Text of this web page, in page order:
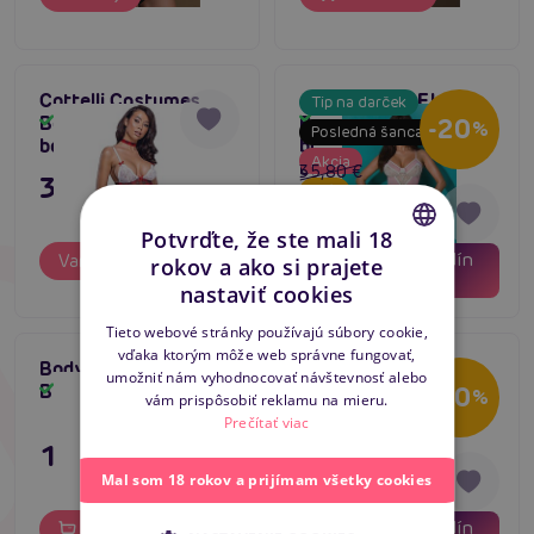
Cottelli Costumes
Body Plaid, kostým
body s podväzkami
Skladom
35,80 €
Varianty
Tip na darček
Posledná šanca
Akcia
-20%
03 dní hodín
05
Avanua PAMELA
Body (Pink), sexi
body s vysokými
bokmi
Skladom
35,80 €
Varianty
Bodystocking Passion
BS035 biely
Skladom
11,80 €
Novinka
Akcia
-20%
hodín
Penthouse
Scandalous (White),
Skladom
9,44 €
CZECH
ENGLISH
Potvrďte, že ste mali 18
rokov a ako si prajete
nastaviť cookies
Tieto webové stránky používajú súbory cookie,
vďaka ktorým môže web správne fungovať,
umožniť nám vyhodnocovať návštevnosť alebo
vám prispôsobiť reklamu na mieru.
Prečítať viac
Mal som 18 rokov a prijímam všetky cookies